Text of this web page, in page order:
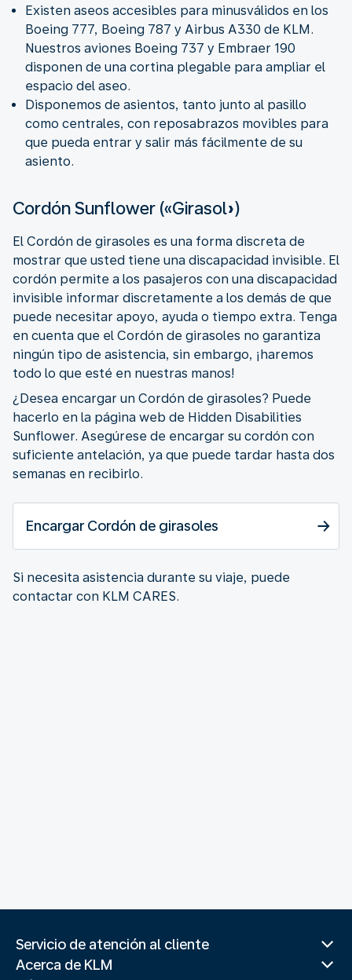
Existen aseos accesibles para minusválidos en los
Boeing 777, Boeing 787 y Airbus A330 de KLM.
Nuestros aviones Boeing 737 y Embraer 190
disponen de una cortina plegable para ampliar el
espacio del aseo.
Disponemos de asientos, tanto junto al pasillo
como centrales, con reposabrazos movibles para
que pueda entrar y salir más fácilmente de su
asiento.
Cordón Sunflower («Girasol»)
El Cordón de girasoles es una forma discreta de
mostrar que usted tiene una discapacidad invisible. El
cordón permite a los pasajeros con una discapacidad
invisible informar discretamente a los demás de que
puede necesitar apoyo, ayuda o tiempo extra. Tenga
en cuenta que el Cordón de girasoles no garantiza
ningún tipo de asistencia, sin embargo, ¡haremos
todo lo que esté en nuestras manos!
¿Desea encargar un Cordón de girasoles? Puede
hacerlo en la página web de Hidden Disabilities
Sunflower. Asegúrese de encargar su cordón con
suficiente antelación, ya que puede tardar hasta dos
semanas en recibirlo.
Encargar Cordón de girasoles
Si necesita asistencia durante su viaje, puede
contactar con KLM CARES.
Servicio de atención al cliente
Acerca de KLM